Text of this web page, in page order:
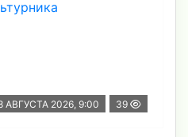
АВГУСТА 2026, 9:00 39